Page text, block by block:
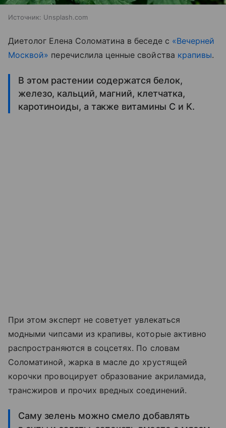
Источник: Unsplash.com
Диетолог Елена Соломатина в беседе с «Вечерней
Москвой» перечислила ценные свойства крапивы.
В этом растении содержатся белок,
железо, кальций, магний, клетчатка,
каротиноиды, а также витамины C и K.
При этом эксперт не советует увлекаться
модными чипсами из крапивы, которые активно
распространяются в соцсетях. По словам
Соломатиной, жарка в масле до хрустящей
корочки провоцирует образование акриламида,
трансжиров и прочих вредных соединений.
Саму зелень можно смело добавлять